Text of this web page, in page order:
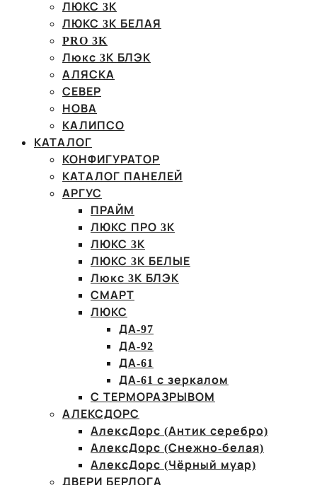
ЛЮКС 3К
ЛЮКС 3К БЕЛАЯ
PRO 3K
Люкс 3К БЛЭК
АЛЯСКА
СЕВЕР
НОВА
КАЛИПСО
КАТАЛОГ
КОНФИГУРАТОР
КАТАЛОГ ПАНЕЛЕЙ
АРГУС
ПРАЙМ
ЛЮКС ПРО 3К
ЛЮКС 3К
ЛЮКС 3К БЕЛЫЕ
Люкс 3К БЛЭК
СМАРТ
ЛЮКС
ДА-97
ДА-92
ДА-61
ДА-61 с зеркалом
С ТЕРМОРАЗРЫВОМ
АЛЕКСДОРС
АлексДорс (Антик серебро)
АлексДорс (Снежно-белая)
АлексДорс (Чёрный муар)
ДВЕРИ БЕРЛОГА